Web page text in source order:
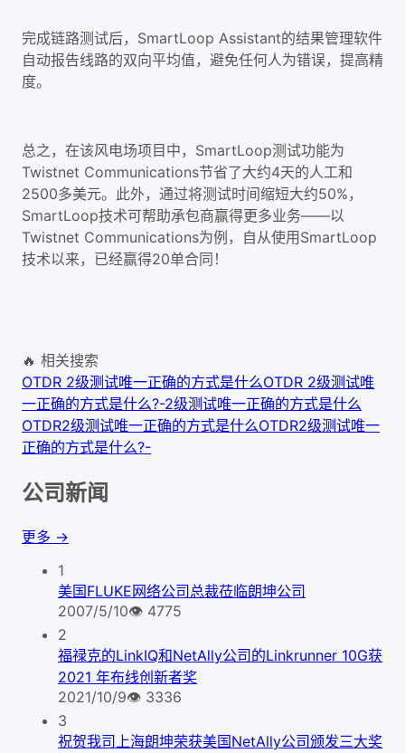
完成链路测试后，SmartLoop Assistant的结果管理软件
自动报告线路的双向平均值，避免任何人为错误，提高精
度。
总之，在该风电场项目中，SmartLoop测试功能为
Twistnet Communications节省了大约4天的人工和
2500多美元。此外，通过将测试时间缩短大约50%，
SmartLoop技术可帮助承包商赢得更多业务——以
Twistnet Communications为例，自从使用SmartLoop
技术以来，已经赢得20单合同！
🔥 相关搜索
OTDR 2级测试唯一正确的方式是什么OTDR 2级测试唯
一正确的方式是什么?-2级测试唯一正确的方式是什么
OTDR2级测试唯一正确的方式是什么OTDR2级测试唯一
正确的方式是什么?-
公司新闻
更多 →
1
美国FLUKE网络公司总裁莅临朗坤公司
2007/5/10👁 4775
2
福禄克的LinkIQ和NetAlly公司的Linkrunner 10G获
2021 年布线创新者奖
2021/10/9👁 3336
3
祝贺我司上海朗坤荣获美国NetAlly公司颁发三大奖